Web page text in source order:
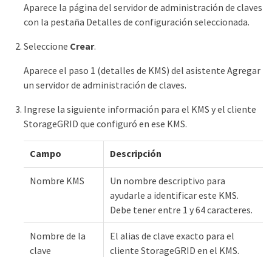
Aparece la página del servidor de administración de claves
con la pestaña Detalles de configuración seleccionada.
Seleccione Crear.
Aparece el paso 1 (detalles de KMS) del asistente Agregar
un servidor de administración de claves.
Ingrese la siguiente información para el KMS y el cliente
StorageGRID que configuró en ese KMS.
Campo Descripción
Nombre KMS
Un nombre descriptivo para
ayudarle a identificar este KMS.
Debe tener entre 1 y 64 caracteres.
Nombre de la
clave
El alias de clave exacto para el
cliente StorageGRID en el KMS.